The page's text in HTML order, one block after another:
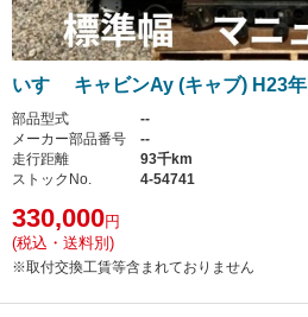
いすゞ キャビンAy (キャブ) H23年
部品型式
--
メーカー部品番号
--
走行距離
93千km
ストックNo.
4-54741
330,000円
(税込・送料別)
※取付交換工賃等含まれておりません